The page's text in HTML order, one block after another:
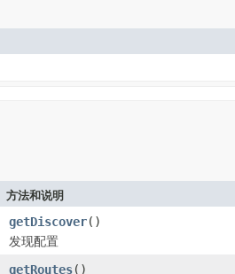
方法和说明
getDiscover()
发现配置
getRoutes()